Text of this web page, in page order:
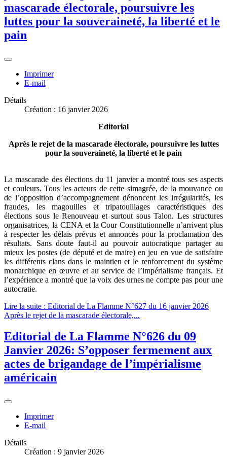
mascarade électorale, poursuivre les
luttes pour la souveraineté, la liberté et le
pain
Imprimer
E-mail
Détails
Création : 16 janvier 2026
Editorial
Après le rejet de la mascarade électorale, poursuivre les luttes
pour la souveraineté, la liberté et le pain
La mascarade des élections du 11 janvier a montré tous ses aspects
et couleurs. Tous les acteurs de cette simagrée, de la mouvance ou
de l’opposition d’accompagnement dénoncent les irrégularités, les
fraudes, les magouilles et tripatouillages caractéristiques des
élections sous le Renouveau et surtout sous Talon. Les structures
organisatrices, la CENA et la Cour Constitutionnelle n’arrivent plus
à respecter les délais prévus et annoncés pour la proclamation des
résultats. Sans doute faut-il au pouvoir autocratique partager au
mieux les postes (de député et de maire) en jeu en vue de satisfaire
les différents clans dans le maintien et le renforcement du système
monarchique en œuvre et au service de l’impérialisme français. Et
l’expérience a montré que la voix des urnes ne compte pas pour une
autocratie.
Lire la suite : Editorial de La Flamme N°627 du 16 janvier 2026
Après le rejet de la mascarade électorale,...
Editorial de La Flamme N°626 du 09
Janvier 2026: S’opposer fermement aux
actes de brigandage de l’impérialisme
américain
Imprimer
E-mail
Détails
Création : 9 janvier 2026